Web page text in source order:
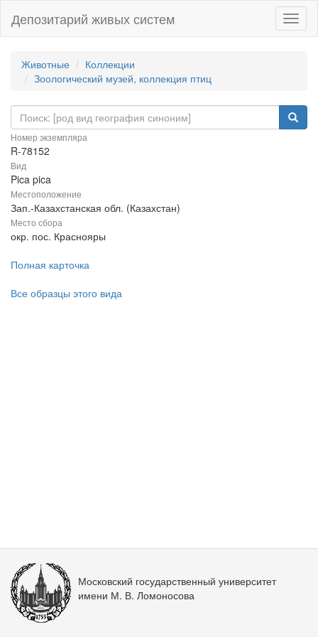
Депозитарий живых систем
Животные
Коллекции
Зоологический музей, коллекция птиц
Номер экземпляра
R-78152
Вид
Pica pica
Местоположение
Зап.-Казахстанская обл. (Казахстан)
Место сбора
окр. пос. Краснояры
Полная карточка
Все образцы этого вида
Московский государственный университет
имени М. В. Ломоносова